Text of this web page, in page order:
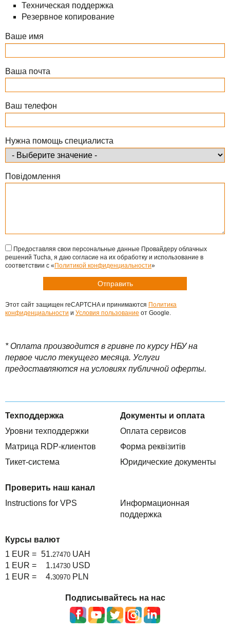
Техническая поддержка
Резервное копирование
Ваше имя
Ваша почта
Ваш телефон
Нужна помощь специалиста
Повідомлення
Предоставляя свои персональные данные Провайдеру облачных
решений Tucha, я даю согласие на их обработку и использование в
соответствии с « Политикой конфиденциальности»
Этот сайт защищен reCAPTCHA и принимаются Политика
конфиденциальности и Условия пользование от Google.
* Оплата производится в гривне по курсу НБУ на
первое число текущего месяца. Услуги
предоставляются на условиях публичной оферты.
Техподдержка
Уровни техподдержки
Матрица RDP-клиентов
Тикет-система
Документы и оплата
Оплата сервисов
Форма реквізитів
Юридические документы
Проверить наш канал
Instructions for VPS
Информационная
поддержка
Курсы валют
1 EUR = 51.27470 UAH
1 EUR =
1.14730 USD
1 EUR =
4.30970 PLN
Подписывайтесь на нас